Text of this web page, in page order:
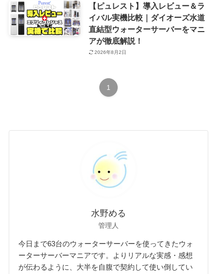
【ピュレスト】導入レビュー＆ラ
イバル実機比較｜ダイオーズ水道
直結型ウォーターサーバーをマニ
アが徹底解説！
2026年8月2日
1
水野める
管理人
今日まで63台のウォーターサーバーを使ってきたウォ
ーターサーバーマニアです。よりリアルな実感・感想
が伝わるように、大半を自腹で契約して使い倒してい